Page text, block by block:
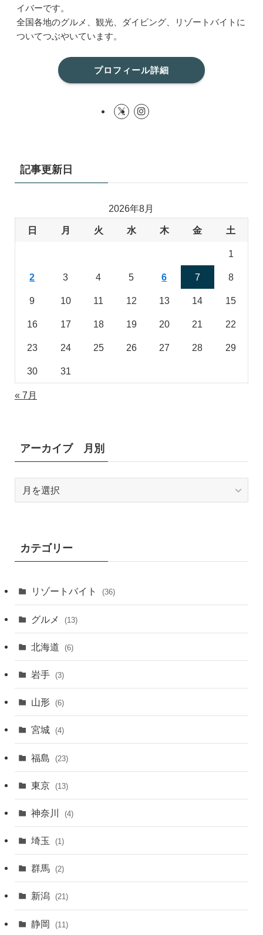
イバーです。
全国各地のグルメ、観光、ダイビング、リゾートバイトに
ついてつぶやいています。
プロフィール詳細
記事更新日
2026年8月
日 月 火 水 木 金 土
1
2 3 4 5 6 7 8
9 10 11 12 13 14 15
16 17 18 19 20 21 22
23 24 25 26 27 28 29
30 31
« 7月
アーカイブ 月別
ブ
カテゴリー
リゾートバイト (36)
グルメ (13)
北海道 (6)
岩手 (3)
山形 (6)
宮城 (4)
福島 (23)
東京 (13)
神奈川 (4)
埼玉 (1)
群馬 (2)
新潟 (21)
静岡 (11)